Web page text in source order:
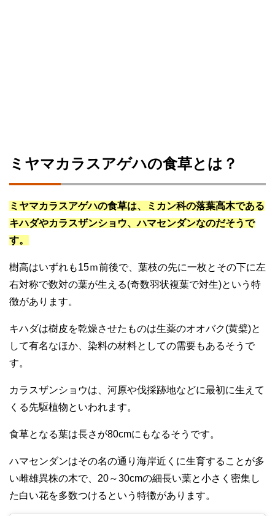
ミヤマカラスアゲハの食草とは？
ミヤマカラスアゲハの食草は、ミカン科の落葉高木である
キハダやカラスザンショウ、ハマセンダンなのだそうで
す。
樹高はいずれも15ｍ前後で、葉枝の先に一枚とその下に左
右対称で数対の葉が生える(奇数羽状複葉で対生)という特
徴があります。
キハダは樹皮を乾燥させたものは生薬のオオバク(黄檗)と
して有名なほか、染料の材料としての需要もあるそうで
す。
カラスザンショウは、河原や伐採跡地などに最初に生えて
くる先駆植物といわれます。
食草となる葉は長さが80cmにもなるそうです。
ハマセンダンはその名の通り海岸近くに生育することが多
い雌雄異株の木で、20～30cmの細長い葉と小さく密集し
た白い花を多数つけるという特徴があります。